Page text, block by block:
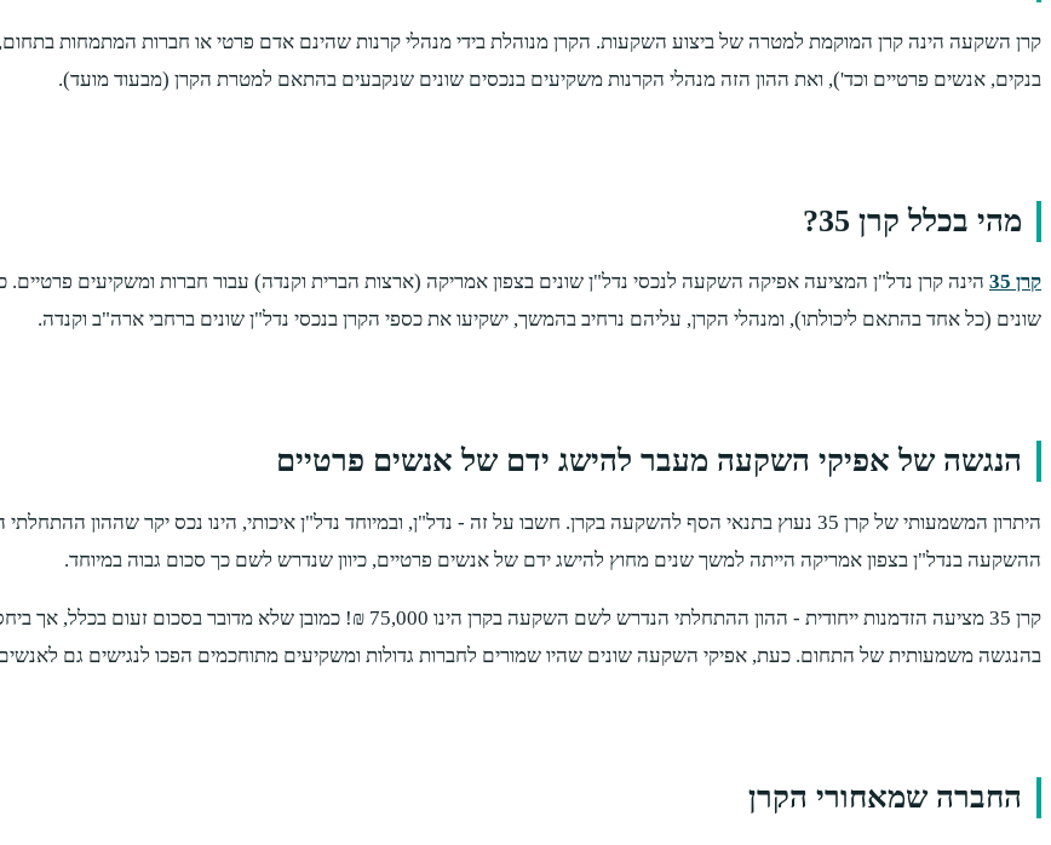
קרן השקעה הינה קרן המוקמת למטרה של ביצוע השקעות. הקרן מנוהלת בידי מנהלי קרנות שהינם אדם פרטי או חברות המתמחות בתחום,
בנקים, אנשים פרטיים וכד'), ואת ההון הזה מנהלי הקרנות משקיעים בנכסים שונים שנקבעים בהתאם למטרת הקרן (מבעוד מועד).
מהי בכלל קרן 35?
קרן 35
הינה קרן נדל"ן המציעה אפיקה השקעה לנכסי נדל"ן שונים בצפון אמריקה (ארצות הברית וקנדה) עבור חברות ומשקיעים פרטיים.
שונים (כל אחד בהתאם ליכולתו), ומנהלי הקרן, עליהם נרחיב בהמשך, ישקיעו את כספי הקרן בנכסי נדל"ן שונים ברחבי ארה"ב וקנדה.
הנגשה של אפיקי השקעה מעבר להישג ידם של אנשים פרטיים
היתרון המשמעותי של קרן 35 נעוץ בתנאי הסף להשקעה בקרן. חשבו על זה - נדל"ן, ובמיוחד נדל"ן איכותי, הינו נכס יקר
ההשקעה בנדל"ן בצפון אמריקה הייתה למשך שנים מחוץ להישג ידם של אנשים פרטיים, כיוון שנדרש לשם כך סכום גבוה במיוחד.
קרן 35 מציעה הזדמנות ייחודית - ההון ההתחלתי הנדרש לשם השקעה בקרן הינו
בהנגשה משמעותית של התחום. כעת, אפיקי השקעה שונים שהיו שמורים לחברות גדולות ומשקיעים מתוחכמים הפכו לנגישים גם
החברה שמאחורי הקרן